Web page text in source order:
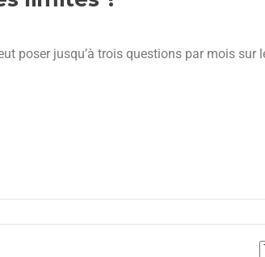
poser jusqu’à trois questions par mois sur